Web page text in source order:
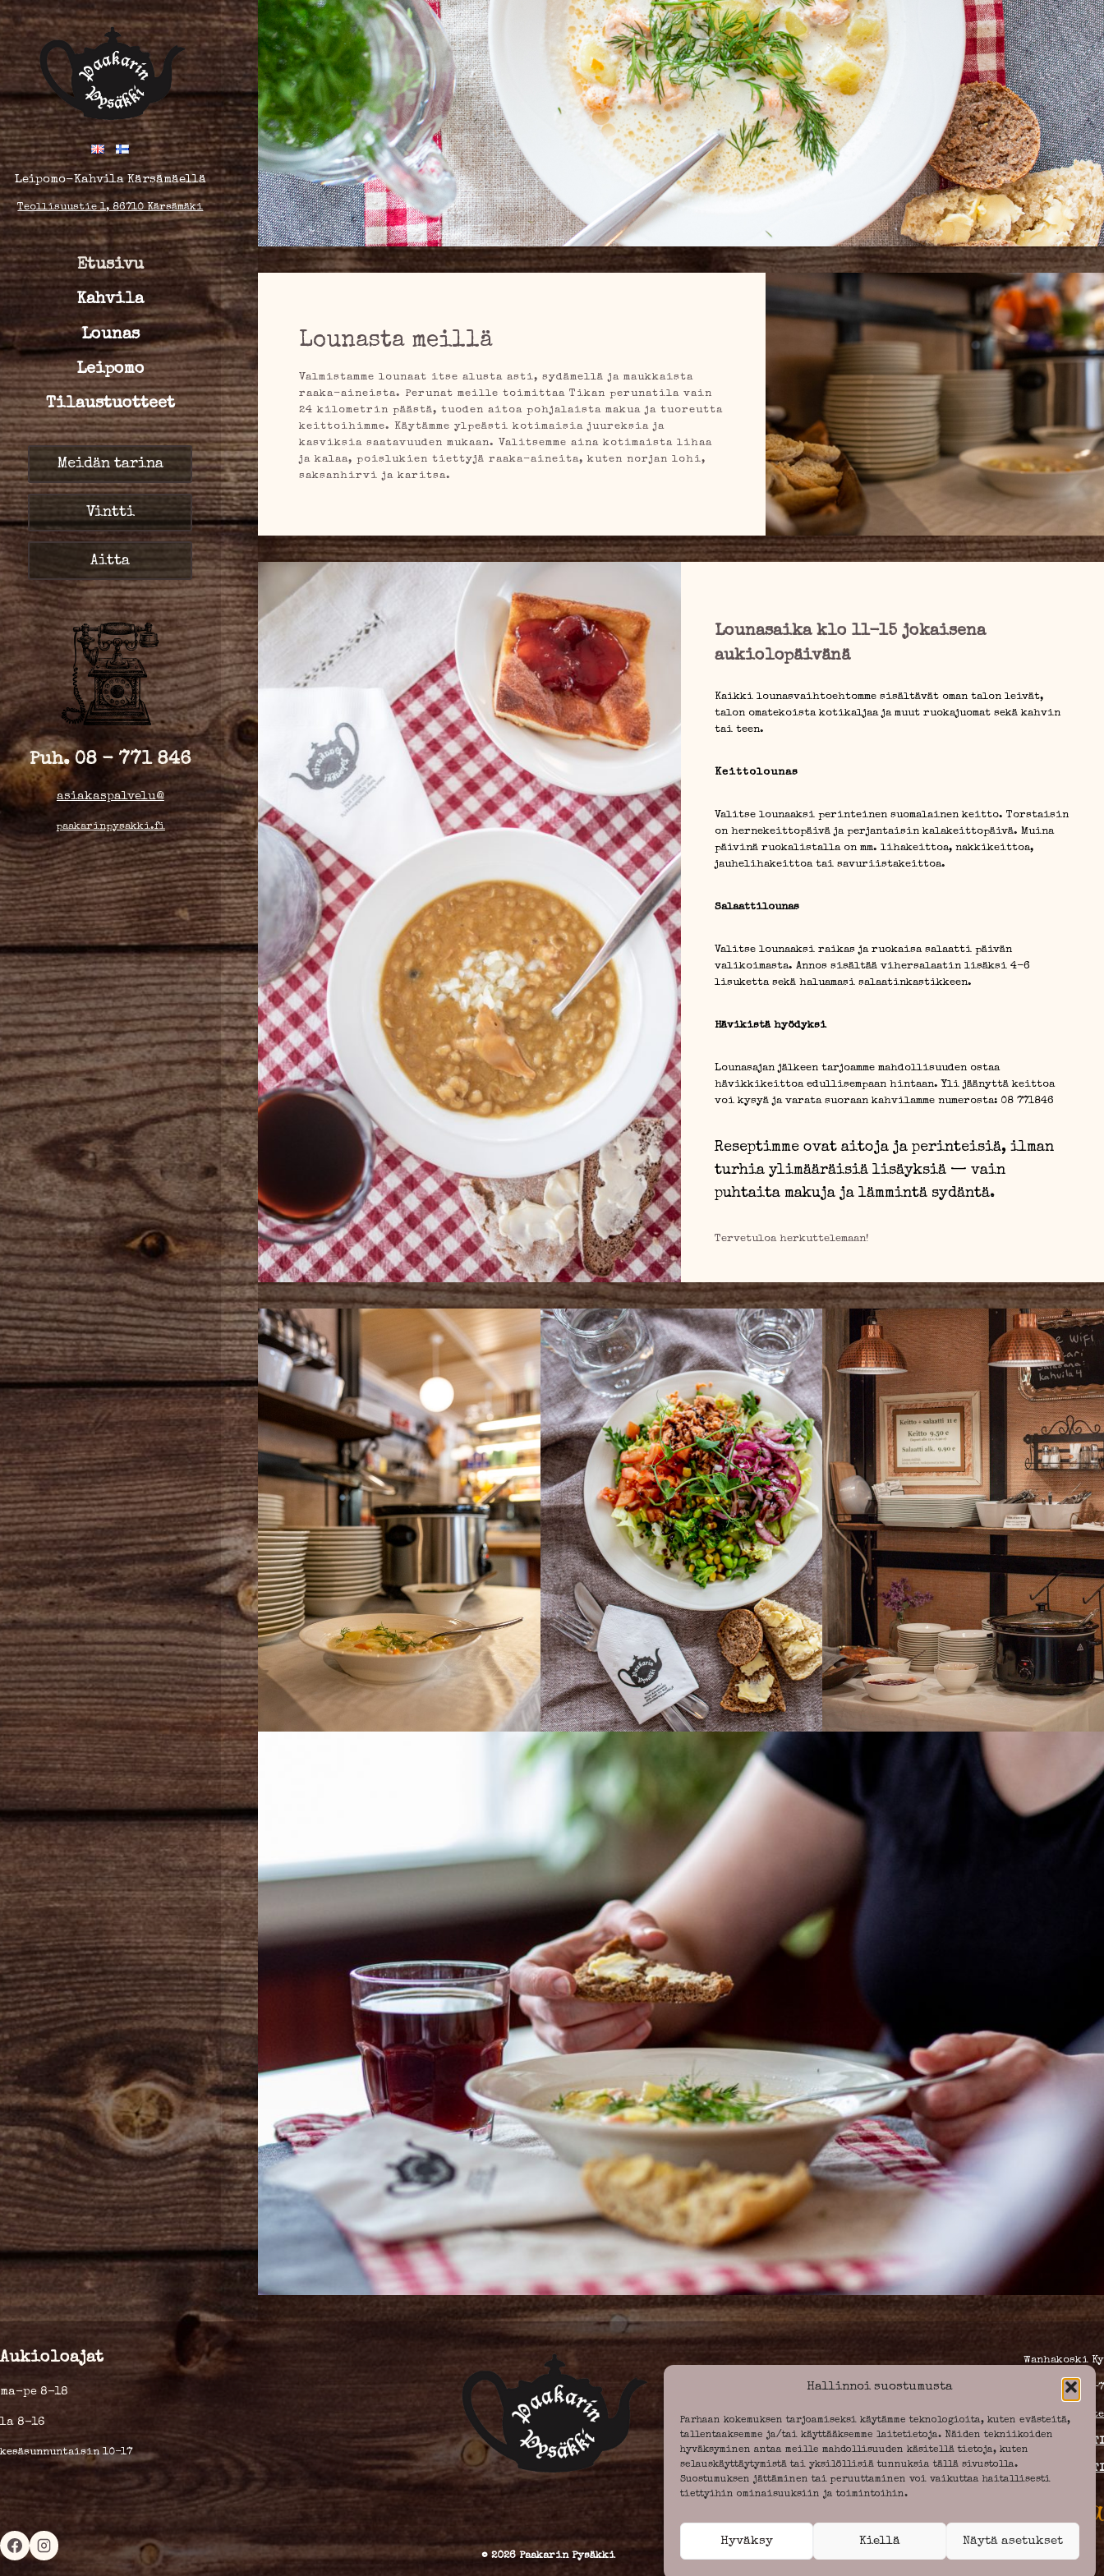
Hallinnoi suostumusta
Parhaan kokemuksen tarjoamiseksi käytämme teknologioita, kuten evästeitä,
tallentaaksemme ja/tai käyttääksemme laitetietoja. Näiden tekniikoiden
hyväksyminen antaa meille mahdollisuuden käsitellä tietoja, kuten
selauskäyttäytymistä tai yksilöllisiä tunnuksia tällä sivustolla.
Suostumuksen jättäminen tai peruuttaminen voi vaikuttaa haitallisesti
tiettyihin ominaisuuksiin ja toimintoihin.
Hyväksy Kiellä Näytä asetukset
Siirry
sisältöön
Lounasta meillä
Valmistamme lounaat itse alusta asti, sydämellä ja maukkaista
raaka-aineista. Perunat meille toimittaa Tikan perunatila vain
24 kilometrin päästä, tuoden aitoa pohjalaista makua ja tuoreutta
keittoihimme. Käytämme ylpeästi kotimaisia juureksia ja
kasviksia saatavuuden mukaan. Valitsemme aina kotimaista lihaa
ja kalaa, poislukien tiettyjä raaka-aineita, kuten norjan lohi,
saksanhirvi ja karitsa.
Lounasaika klo 11-15 jokaisena
aukiolopäivänä
Kaikki lounasvaihtoehtomme sisältävät oman talon leivät,
talon omatekoista kotikaljaa ja muut ruokajuomat sekä kahvin
tai teen.
Keittolounas
Valitse lounaaksi perinteinen suomalainen keitto. Torstaisin
on hernekeittopäivä ja perjantaisin kalakeittopäivä. Muina
päivinä ruokalistalla on mm. lihakeittoa, nakkikeittoa,
jauhelihakeittoa tai savuriistakeittoa.
Salaattilounas
Valitse lounaaksi raikas ja ruokaisa salaatti päivän
valikoimasta. Annos sisältää vihersalaatin lisäksi 4-6
lisuketta sekä haluamasi salaatinkastikkeen.
Hävikistä hyödyksi
Lounasajan jälkeen tarjoamme mahdollisuuden ostaa
hävikkikeittoa edullisempaan hintaan. Yli jäänyttä keittoa
voi kysyä ja varata suoraan kahvilamme numerosta: 08 771846
Reseptimme ovat aitoja ja perinteisiä, ilman
turhia ylimääräisiä lisäyksiä — vain
puhtaita makuja ja lämmintä sydäntä.
Tervetuloa herkuttelemaan!
Leipomo-Kahvila Kärsämäellä
Teollisuustie 1, 86710 Kärsämäki
Etusivu
Kahvila
Lounas
Leipomo
Tilaustuotteet
Meidän tarina
Vintti
Aitta
Puh.08 - 771 846
asiakaspalvelu@
paakarinpysakki.fi
Aukioloajat
ma-pe 8-18
la 8-16
kesäsunnuntaisin 10-17
Wanhakoski Ky
0989287-7
Tietosuojaseloste
LEIPOMON RAPORTTI
KAHVILAN RAPORTTI
© 2026 Paakarin Pysäkki